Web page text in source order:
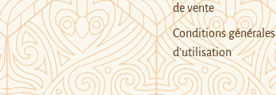
de vente
Conditions générales
d’utilisation